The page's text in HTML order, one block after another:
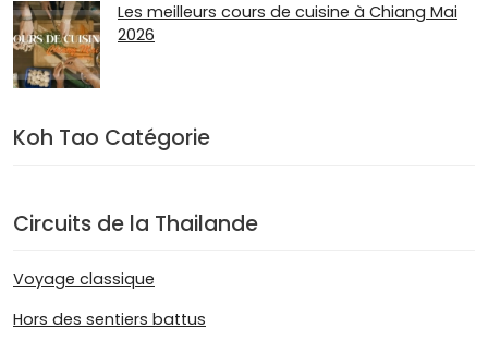
Les meilleurs cours de cuisine à Chiang Mai
2026
Koh Tao Catégorie
Circuits de la Thailande
Voyage classique
Hors des sentiers battus